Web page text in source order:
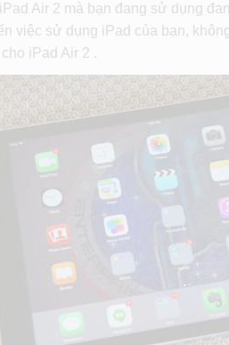
Air 2 mà bạn đang sử dụng
việc sử dụng iPad của bạn,
iPad Air 2 .